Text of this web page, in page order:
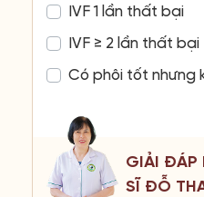
IVF 1 lần thất bại
IVF ≥ 2 lần thất bại
Có phôi tốt nhưng
GIẢI ĐÁP
SĨ ĐỖ